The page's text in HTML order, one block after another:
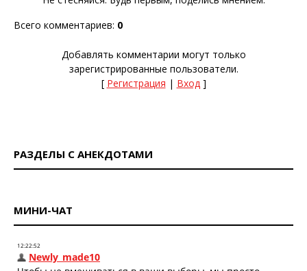
Всего комментариев: 0
Добавлять комментарии могут только
зарегистрированные пользователи.
[ Регистрация | Вход]
РАЗДЕЛЫ С АНЕКДОТАМИ
МИНИ-ЧАТ